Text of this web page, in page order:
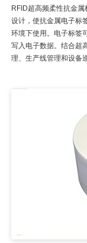
RFID超高频柔性抗金
设计，使抗金属电子标
环境下使用。电子标签
写入电子数据。结合超
理、生产线管理和设备